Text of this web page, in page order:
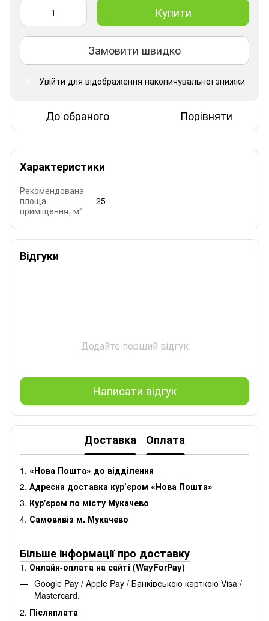
Купити
Замовити швидко
Увійти для відображення накопичувальної знижки
До обраного Порівняти
Характеристики
Рекомендована
площа
приміщення, м²
25
Відгуки
Додайте перший відгук
Написати відгук
Доставка Оплата
1. «Нова Пошта» до відділення
2. Адресна доставка кур’єром «Нова Пошта»
3. Кур'єром по місту Мукачево
4. Самовивіз м. Мукачево
Більше інформації про доставку
1. Онлайн-оплата на сайті (WayForPay)
Google Pay / Apple Pay / Банківською карткою Visa /
Mastercard.
2. Післяплата